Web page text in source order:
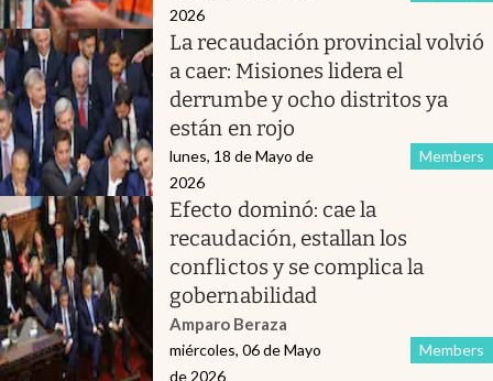
2026
La recaudación provincial volvió
a caer: Misiones lidera el
derrumbe y ocho distritos ya
están en rojo
Members
lunes, 18 de Mayo de
2026
Efecto dominó: cae la
recaudación, estallan los
conflictos y se complica la
gobernabilidad
Amparo Beraza
Members
miércoles, 06 de Mayo
de 2026